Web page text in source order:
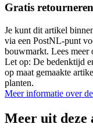
Gratis
Je kunt dit artikel
via een PostNL-punt
bouwmarkt. Lees meer
Let op: De bedenktijd
op maat gemaakte
planten.
Meer informatie over
Meer uit deze